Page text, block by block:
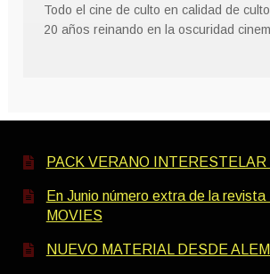
Todo el cine de culto en calidad de
20 años reinando en la oscuridad
PACK VERANO INTERESTELAR
En Junio número extra de la
MOVIES
NUEVO MATERIAL DESDE